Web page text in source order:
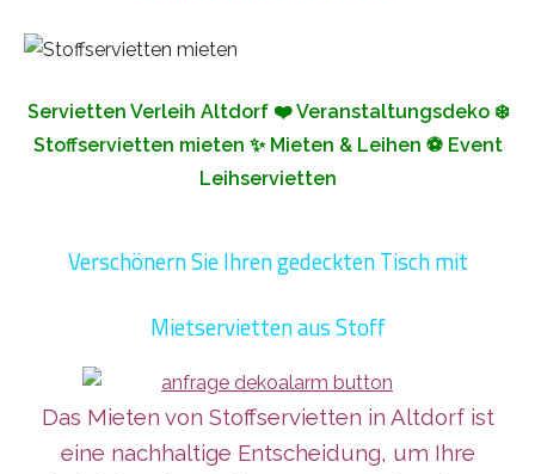
Servietten Verleih Altdorf ❤️ Veranstaltungsdeko ❄️
Stoffservietten mieten ✨ Mieten & Leihen ⚽ Event
Leihservietten
Verschönern Sie Ihren gedeckten Tisch mit
Mietservietten aus Stoff
Das Mieten von Stoffservietten in Altdorf ist
eine nachhaltige Entscheidung, um Ihre